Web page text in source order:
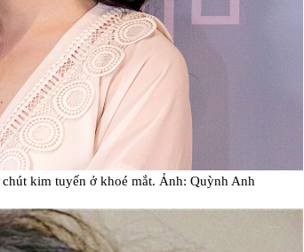
kim tuyến ở khoé mắt. Ảnh: Quỳnh Anh